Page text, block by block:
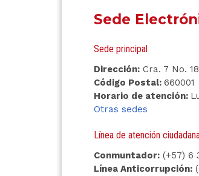
Sede
Sede principal
Dirección:Cra. 7 No.
Código Postal: 660001
Horario de atención:
Otras sedes
Línea de atención
Conmuntador:(+57) 6
Línea Anticorrupción: